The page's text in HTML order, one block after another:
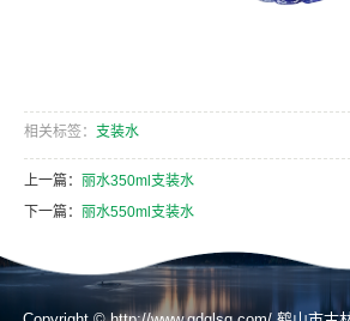
相关标签： 支装水
上一篇： 丽水350ml支装水
下一篇： 丽水550ml支装水